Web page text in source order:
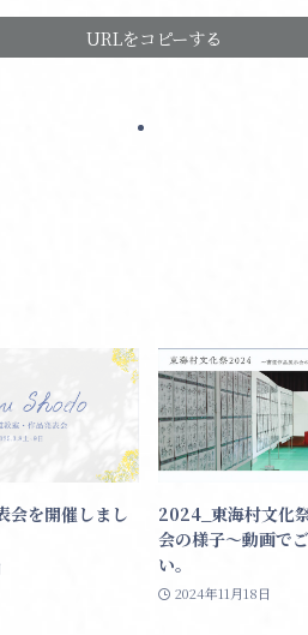
URLをコピーする
会を開催しまし
2024_東海村文化
会の様子〜動画で
い。
2024年11月18日